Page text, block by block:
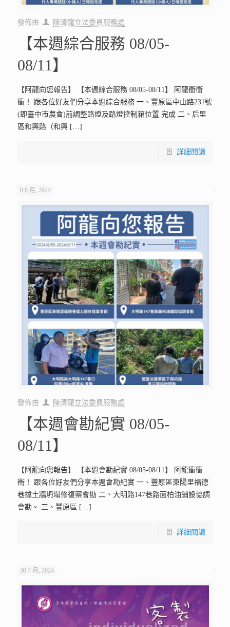
發佈由 陳清龍立法委員服務處
【本週綜合服務 08/05-
08/11】
【阿龍向您報告】 【本週綜合服務 08/05-08/11】 阿龍衝衝
衝！ 跟各位好友們分享本週綜合服務 一、豐原區中山路231號
(即臺中市農會)前調整路燈及路燈控制箱位置 完成 二、后里
區和興路（和興[…]
詳細閱讀
8 8 月, 2024
發佈由 陳清龍立法委員服務處
【本週會勘紀實 08/05-
08/11】
【阿龍向您報告】 【本週會勘紀實 08/05-08/11】 阿龍衝衝
衝！ 跟各位好友們分享本週會勘紀實 一、豐原區東陽里福德
巷擋土牆坍塌修復案會勘 二、大明路147巷路面柏油鋪設協調
會勘。 三、豐原區 […]
詳細閱讀
30 7 月, 2024